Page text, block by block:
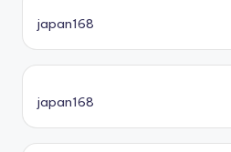
japan168
japan168